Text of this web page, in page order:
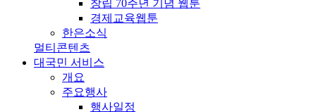
창립 70주년 기념 웹툰
경제교육웹툰
한은소식
멀티콘텐츠
대국민 서비스
개요
주요행사
행사일정